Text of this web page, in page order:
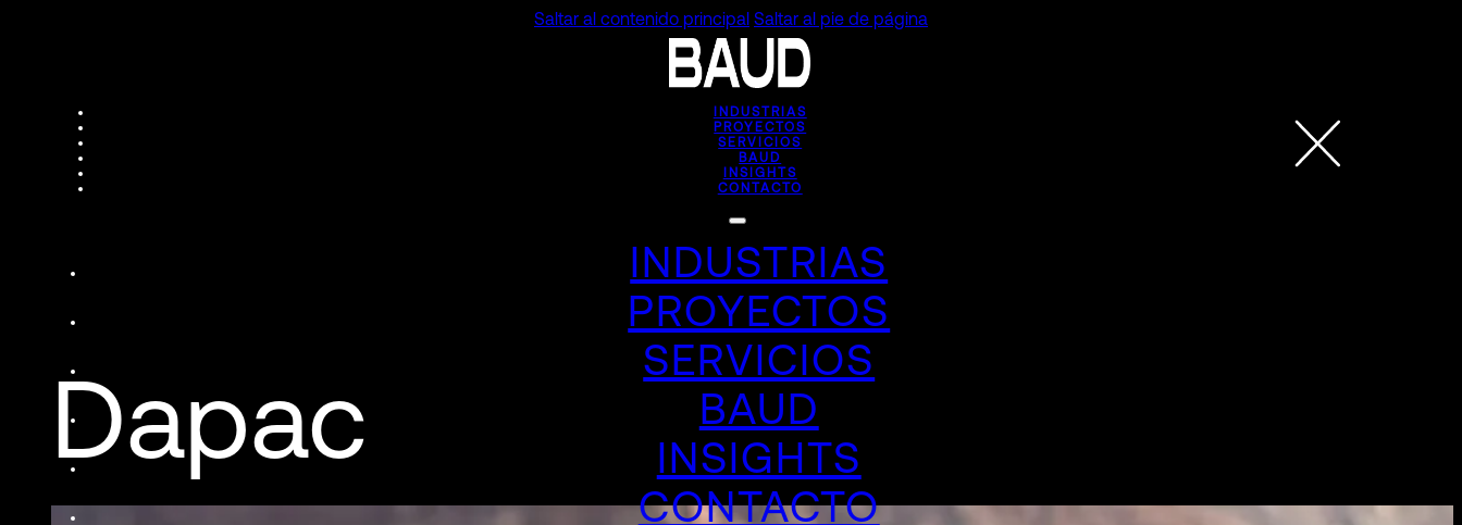
Saltar al contenido principal Saltar al pie de página
INDUSTRIAS
PROYECTOS
SERVICIOS
BAUD
INSIGHTS
CONTACTO
INDUSTRIAS
PROYECTOS
SERVICIOS
BAUD
INSIGHTS
CONTACTO
Dapac